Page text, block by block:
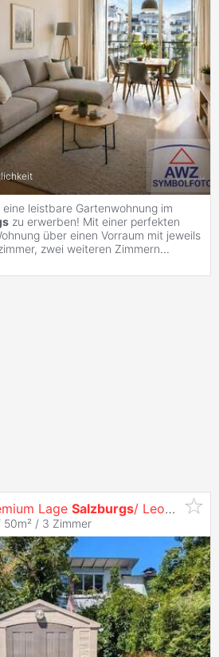
leistbare Gartenwohnung im
zu erwerben! Mit einer perfekten
über einen Vorraum mit jeweils
zwei weiteren Zimmern...
Lage Salzburgs/ Leopoldkron
50m² / 3 Zimmer